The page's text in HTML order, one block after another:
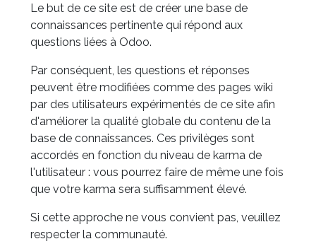
Le but de ce site est de créer une base de
connaissances pertinente qui répond aux
questions liées à Odoo.
Par conséquent, les questions et réponses
peuvent être modifiées comme des pages wiki
par des utilisateurs expérimentés de ce site afin
d'améliorer la qualité globale du contenu de la
base de connaissances. Ces privilèges sont
accordés en fonction du niveau de karma de
l'utilisateur : vous pourrez faire de même une fois
que votre karma sera suffisamment élevé.
Si cette approche ne vous convient pas, veuillez
respecter la communauté.